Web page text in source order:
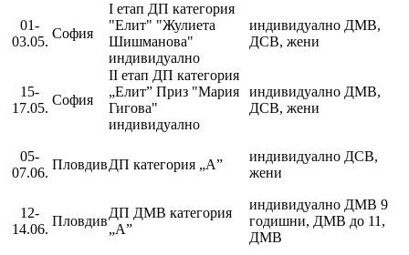
01-
03.05.
София
I етап ДП категория
"Елит" "Жулиета
Шишманова"
индивидуално
индивидуално ДМВ,
ДСВ, жени
15-
17.05.
София
II етап ДП категория
„Елит” Приз "Мария
Гигова"
индивидуално
индивидуално ДМВ,
ДСВ, жени
05-
07.06.
ПловдивДП категория „А”
индивидуално ДСВ,
жени
12-
14.06.
Пловдив
ДП ДМВ категория
„А”
индивидуално ДМВ 9
годишни, ДМВ до 11,
ДМВ